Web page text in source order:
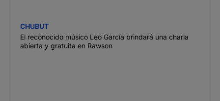
CHUBUT
El reconocido músico Leo García brindará una charla
abierta y gratuita en Rawson